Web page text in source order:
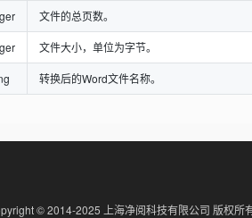
文件的总页数。
文件大小，单位为字节。
转换后的Word文件名称。
© 2014-2025 上海净阅科技有限公司 版权所